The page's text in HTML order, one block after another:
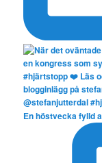
En höstvecka fylld